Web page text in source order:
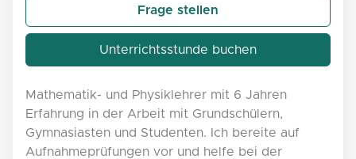
Frage stellen
Unterrichtsstunde buchen
Mathematik- und Physiklehrer mit 6 Jahren
Erfahrung in der Arbeit mit Grundschülern,
Gymnasiasten und Studenten. Ich bereite auf
Aufnahmeprüfungen vor und helfe bei der